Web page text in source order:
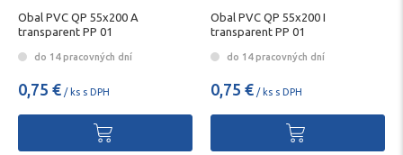
Obal PVC QP 55x200 A
transparent PP 01
do 14 pracovných dní
0,75 € / ks s DPH
Obal PVC QP 55x200 I
transparent PP 01
do 14 pracovných dní
0,75 € / ks s DPH